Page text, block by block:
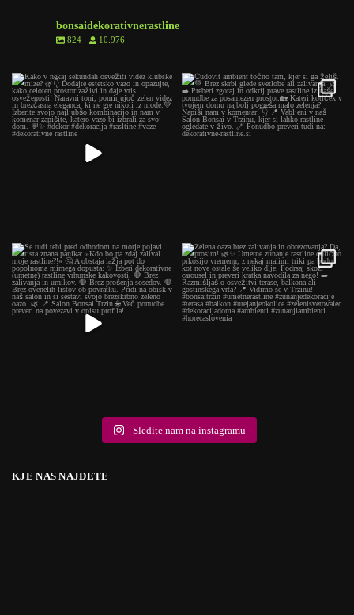
bonsaidekorativnerastline
824 10.976
Sledite nam na instagramu
KJE NAS NAJDETE